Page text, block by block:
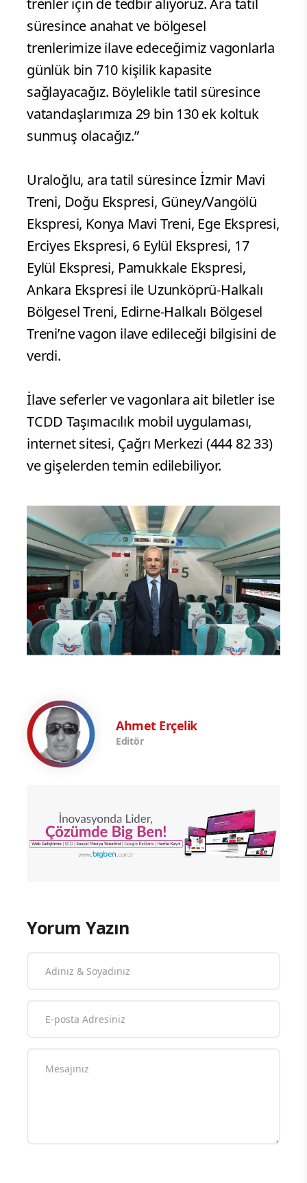
trenler için de tedbir alıyoruz. Ara tatil
süresince anahat ve bölgesel
trenlerimize ilave edeceğimiz vagonlarla
günlük bin 710 kişilik kapasite
sağlayacağız. Böylelikle tatil süresince
vatandaşlarımıza 29 bin 130 ek koltuk
sunmuş olacağız.”
Uraloğlu, ara tatil süresince İzmir Mavi
Treni, Doğu Ekspresi, Güney/Vangölü
Ekspresi, Konya Mavi Treni, Ege Ekspresi,
Erciyes Ekspresi, 6 Eylül Ekspresi, 17
Eylül Ekspresi, Pamukkale Ekspresi,
Ankara Ekspresi ile Uzunköprü-Halkalı
Bölgesel Treni, Edirne-Halkalı Bölgesel
Treni’ne vagon ilave edileceği bilgisini de
verdi.
İlave seferler ve vagonlara ait biletler ise
TCDD Taşımacılık mobil uygulaması,
internet sitesi, Çağrı Merkezi (444 82 33)
ve gişelerden temin edilebiliyor.
Ahmet Erçelik
Editör
Yorum Yazın